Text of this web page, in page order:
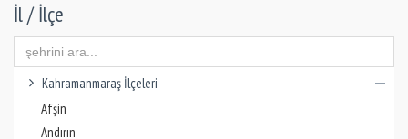
İl / İlçe
Kahramanmaraş İlçeleri
Afşin
Andırın